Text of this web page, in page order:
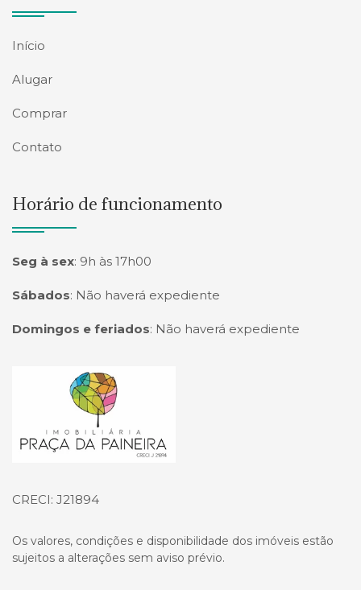
Início
Alugar
Comprar
Contato
Horário de funcionamento
Seg à sex: 9h às 17h00
Sábados: Não haverá expediente
Domingos e feriados: Não haverá expediente
Página inicial
CRECI: J21894
Os valores, condições e disponibilidade dos imóveis estão
sujeitos a alterações sem aviso prévio.